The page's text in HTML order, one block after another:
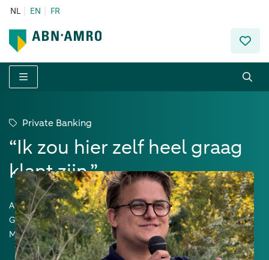
NL EN FR
Menu
Private Banking
“Ik zou hier zelf heel graag
klant zijn.”
Auteur:
Guillaume Vandriessche - Private Banker ABN AMRO
MeesPierson